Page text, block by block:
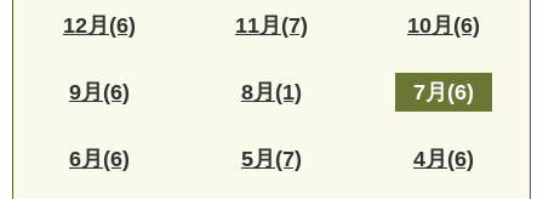
12月(6) 11月(7) 10月(6)
9月(6) 8月(1) 7月(6)
6月(6) 5月(7) 4月(6)